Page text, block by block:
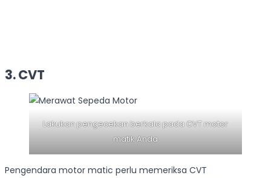
3.CVT
Lakukan pengecekan berkala pada CVT motor
matik Anda
Pengendara motor matic perlu memeriksa CVT